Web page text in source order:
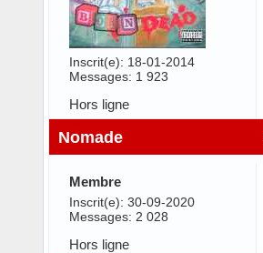
Inscrit(e): 18-01-2014
Messages: 1 923
Hors ligne
Nomade
Membre
Inscrit(e): 30-09-2020
Messages: 2 028
Hors ligne